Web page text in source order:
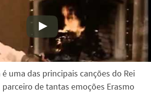
uma das principais canções do Rei
de tantas emoções Erasmo